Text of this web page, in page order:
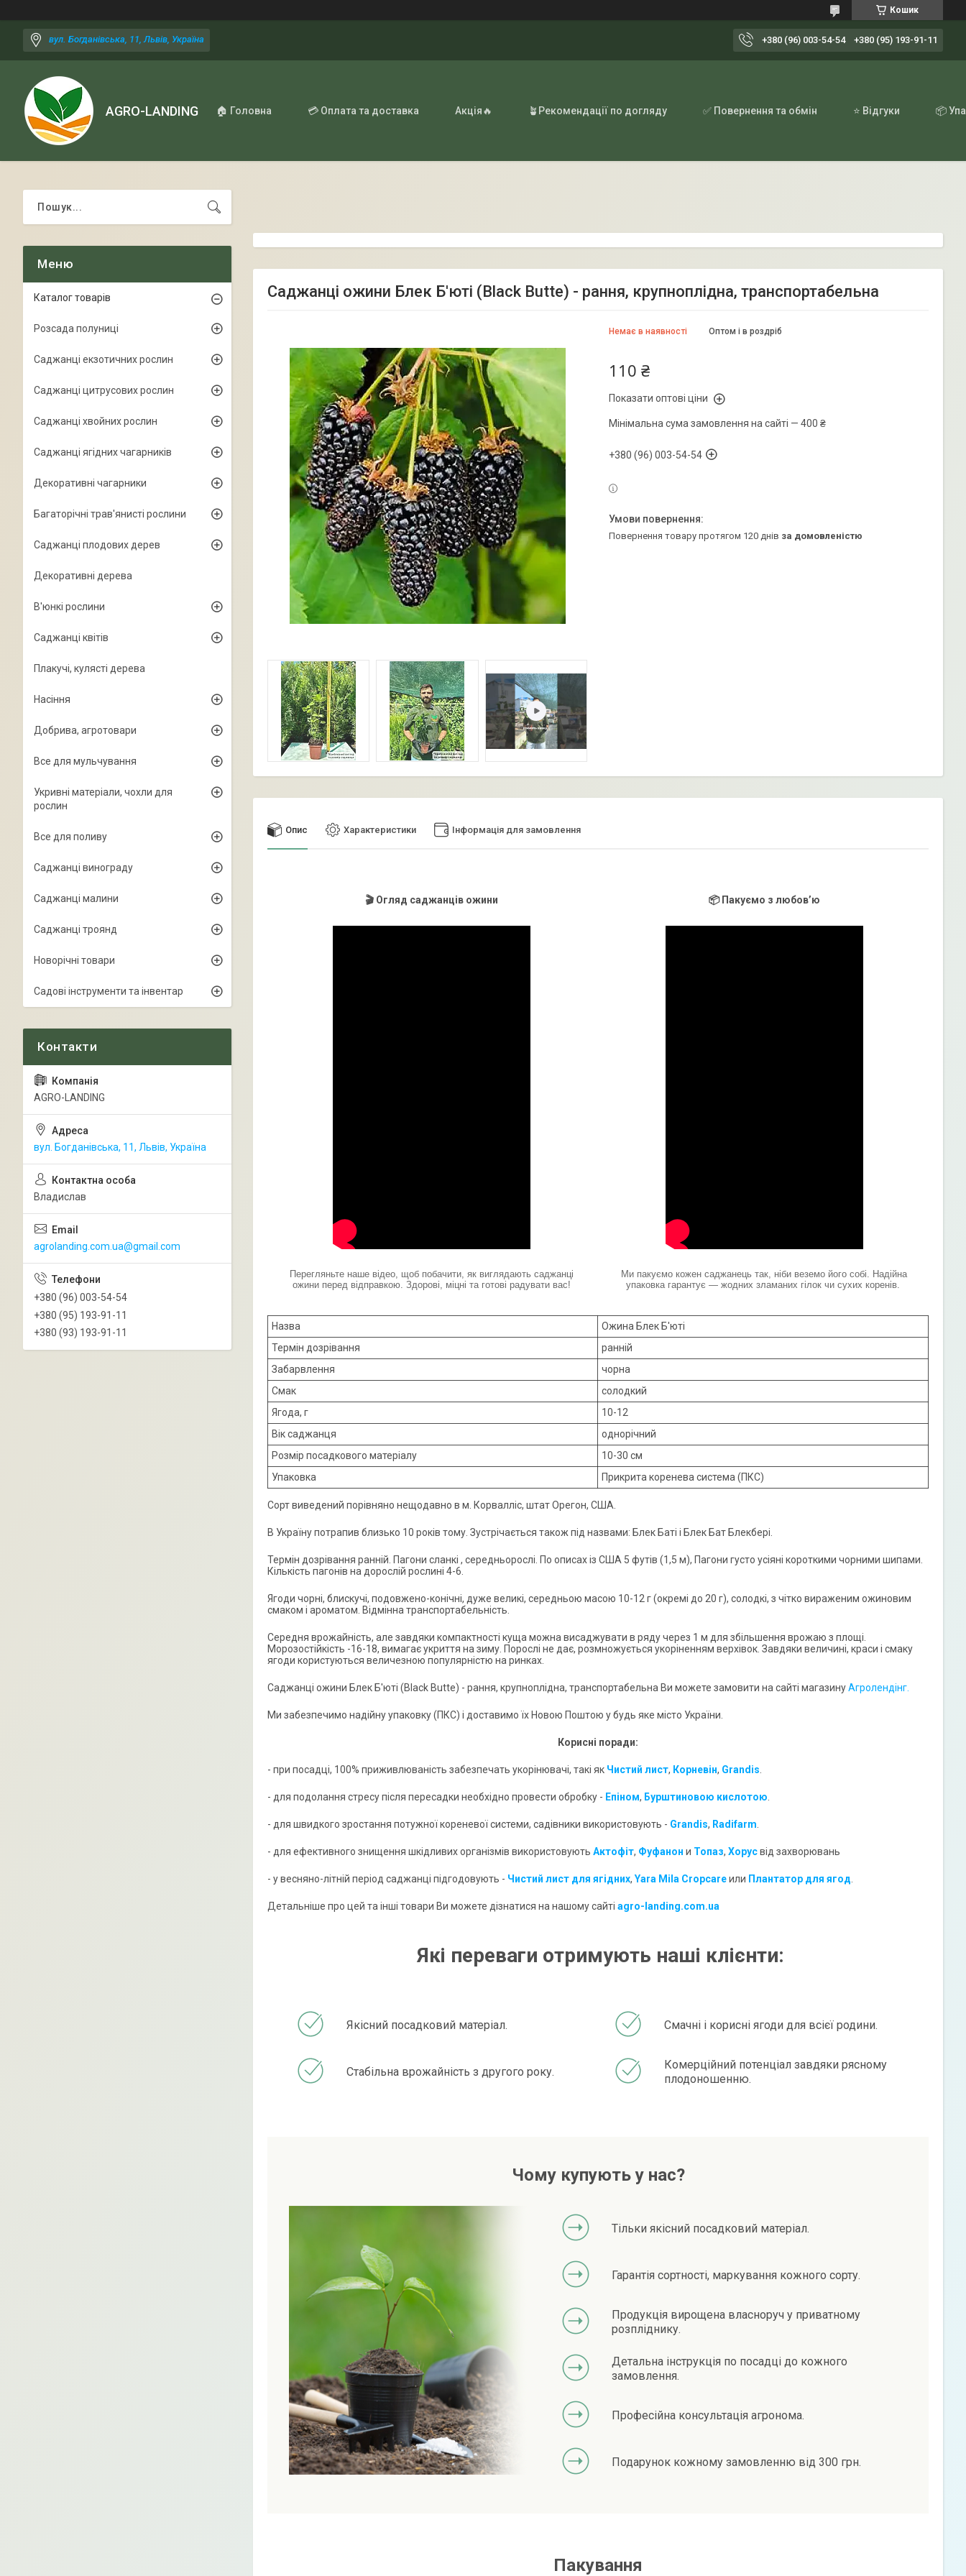
Кошик
вул. Богданівська, 11, Львів, Україна +380 (96) 003-54-54 +380 (95) 193-91-11
AGRO-LANDING 🏠 Головна 💳 Оплата та доставка Акція🔥 🪴Рекомендації по догляду ✅ Повернення та обмін ⭐ Відгуки 📦
Саджанці ожини Блек Б'юті (Black Butte) - рання, крупноплідна, транспортабельна
Немає в наявності Оптом і в роздріб
110 ₴
Показати оптові ціни
Мінімальна сума замовлення на сайті — 400 ₴
+380 (96) 003-54-54
повернення товару протягом 120 днів за домовленістю
Опис Характеристики Інформація для замовлення
🎬 Огляд саджанців ожини
Перегляньте наше відео, щоб побачити, як виглядають саджанці
ожини перед відправкою. Здорові, міцні та готові радувати вас!
📦 Пакуємо з любов’ю
Ми пакуємо кожен саджанець так, ніби веземо його собі. Надійна
упаковка гарантує — жодних зламаних гілок чи сухих коренів.
Назва
Ожина Блек Б'юті
Термін дозрівання
ранній
Забарвлення
чорна
Смак
солодкий
Ягода, г
10-12
Вік саджанця
однорічний
Розмір посадкового матеріалу
10-30 см
Упаковка
Прикрита коренева система (ПКС)
Сорт виведений порівняно нещодавно в м. Корвалліс, штат Орегон, США.
В Україну потрапив близько 10 років тому. Зустрічається також під назвами: Блек Баті і Блек Бат Блекбері.
Термін дозрівання ранній. Пагони сланкі , середньорослі. По описах із США 5 футів (1,5 м), Пагони густо усіяні короткими чорними шипами.
Кількість пагонів на дорослій рослині 4-6.
Ягоди чорні, блискучі, подовжено-конічні, дуже великі, середньою масою 10-12 г (окремі до 20 г), солодкі, з чітко вираженим ожиновим
смаком і ароматом. Відмінна транспортабельність.
Середня врожайність, але завдяки компактності куща можна висаджувати в ряду через 1 м для збільшення врожаю з площі.
Морозостійкість -16-18, вимагає укриття на зиму. Порослі не дає, розмножується укоріненням верхівок. Завдяки величині, краси і смаку
ягоди користуються величезною популярністю на ринках.
Саджанці ожини Блек Б'юті (Black Butte) - рання, крупноплідна, транспортабельна Ви можете замовити на сайті магазинуАгролендінг.
Ми забезпечимо надійну упаковку (ПКС) і доставимо їх Новою Поштою у будь яке місто України.
Корисні поради:
- при посадці, 100% приживлюваність забезпечать укорінювачі, такі як Чистий лист, Корневін, Grandis
- для подолання стресу після пересадки необхідно провести обробку - Епіном, Бурштиновою кислотою
- для швидкого зростання потужної кореневої системи, садівники використовують - Grandis, Radifarm
- для ефективного знищення шкідливих організмів використовують Актофіт, Фуфанон и Топаз, Хорусвід захворювань
- у весняно-літній період саджанці підгодовують - Чистий лист для ягідних, Yara Mila Cropcareили Плантатор для ягод
Детальніше про цей та інші товари Ви можете дізнатися на нашому сайті agro-landing.com.ua
Які переваги отримують наші клієнти:
Якісний посадковий матеріал.
Стабільна врожайність з другого року.
Смачні і корисні ягоди для всієї родини.
Комерційний потенціал завдяки рясному
плодоношенню.
Чому купують у нас?
Тільки якісний посадковий матеріал.
Гарантія сортності, маркування кожного сорту.
Продукція вирощена власноруч у приватному
розпліднику.
Детальна інструкція по посадці до кожного
замовлення.
Професійна консультація агронома.
Подарунок кожному замовленню від 300 грн.
Пакування
Каталог товарів
Розсада полуниці
Саджанці екзотичних рослин
Саджанці цитрусових рослин
Саджанці хвойних рослин
Саджанці ягідних чагарників
Декоративні чагарники
Багаторічні трав'янисті рослини
Саджанці плодових дерев
Декоративні дерева
В'юнкі рослини
Саджанці квітів
Плакучі, кулясті дерева
Насіння
Добрива, агротовари
Все для мульчування
Укривні матеріали, чохли для
рослин
Все для поливу
Саджанці винограду
Саджанці малини
Саджанці троянд
Новорічні товари
Садові інструменти та інвентар
AGRO-LANDING
вул. Богданівська, 11, Львів, Україна
Владислав
agrolanding.com.ua@gmail.com
+380 (96) 003-54-54
+380 (95) 193-91-11
+380 (93) 193-91-11